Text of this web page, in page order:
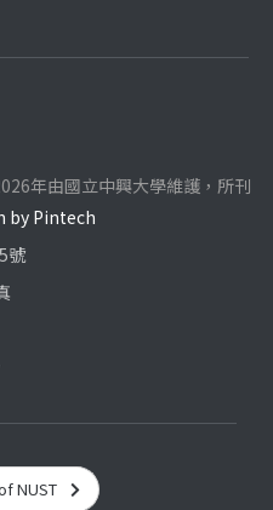
年由國立中興大學維護，所刊
by Pintech
號
NUST